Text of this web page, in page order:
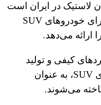
لاستیک در ایران است
که به تولید لاستیک‌های مناسب برای خودروهای SUV
ارائه می‌دهد.
کیفی و تولید
لاستیک‌های متنوع برای خودروهای SUV، به عنوان
می‌شوند.